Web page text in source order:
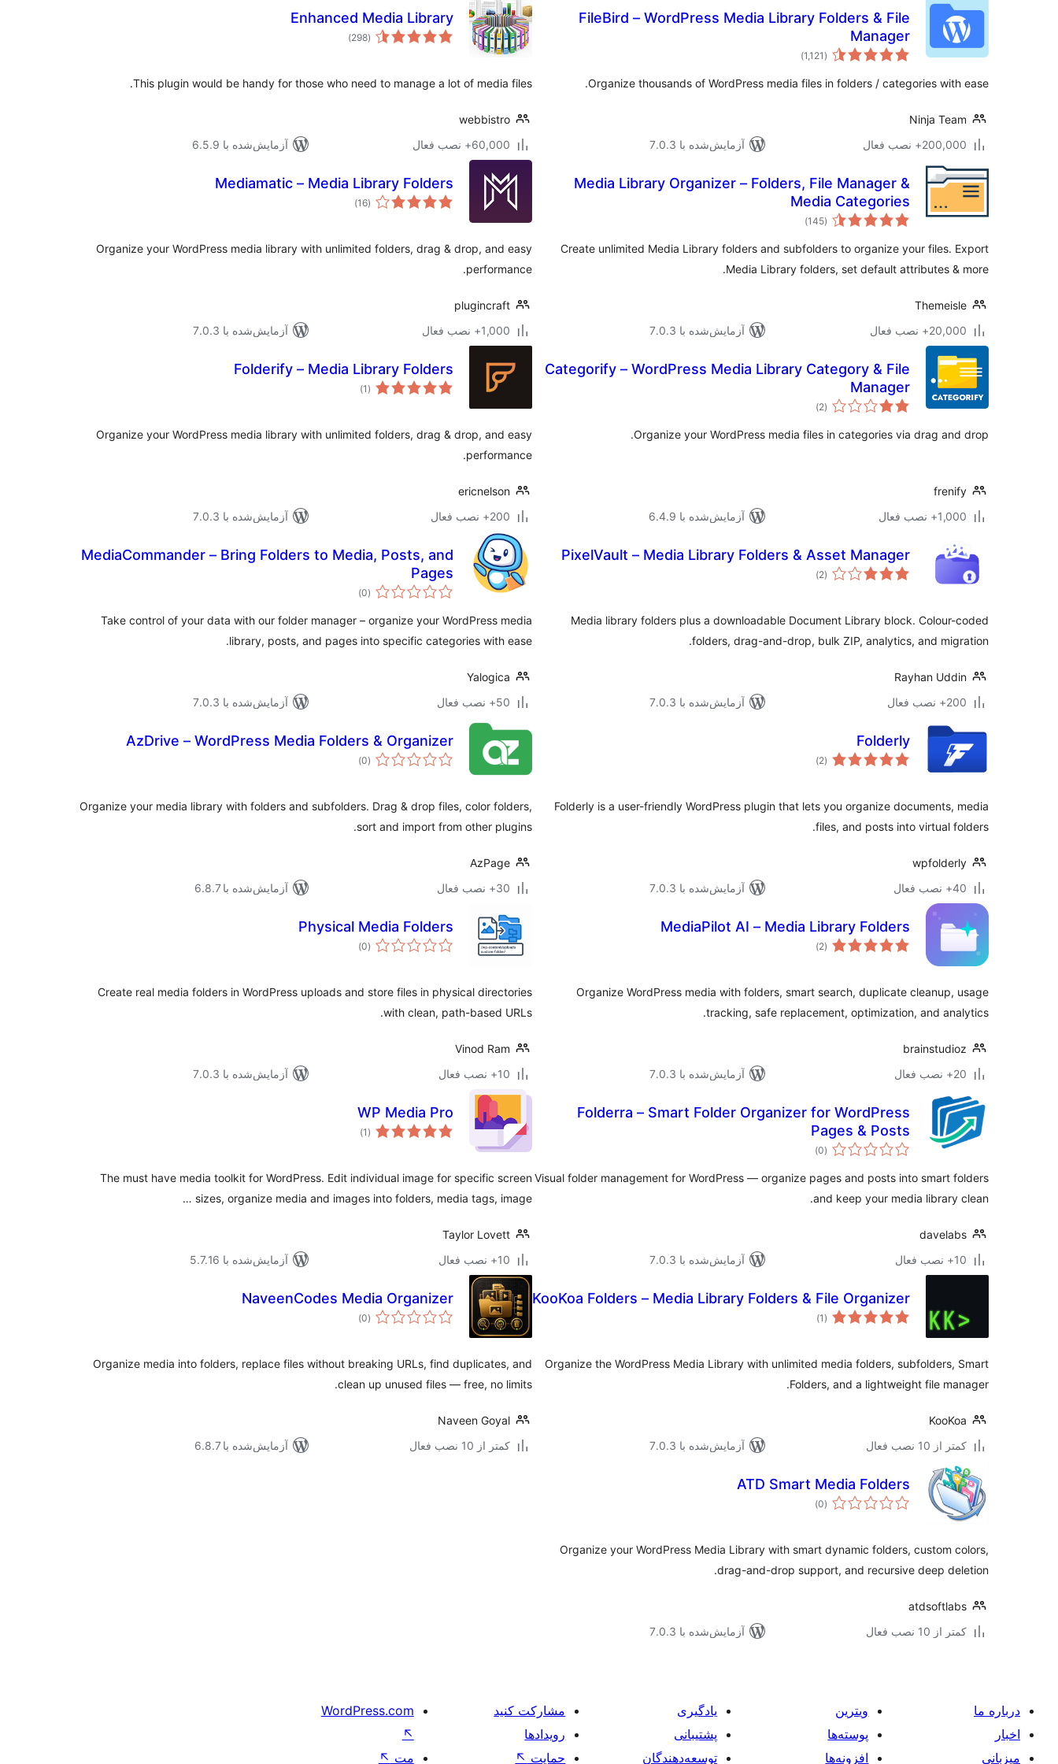
FileBird – WordPress Media Library Folders & File
Manager
(1,121
مجموع
امتیازها)
Organize thousands of WordPress media files in folders / categories with ease.
Ninja Team
200,000+ نصب فعال
آزمایش‌شده با 7.0.3
Enhanced Media Library
(298
مجموع
امتیازها)
This plugin would be handy for those who need to manage a lot of media files.
webbistro
60,000+ نصب فعال
آزمایش‌شده با 6.5.9
Media Library Organizer – Folders, File Manager &
Media Categories
(145
مجموع
امتیازها)
Create unlimited Media Library folders and subfolders to organize your files. Export
Media Library folders, set default attributes & more.
Themeisle
20,000+ نصب فعال
آزمایش‌شده با 7.0.3
Mediamatic – Media Library Folders
(16
مجموع
امتیازها)
Organize your WordPress media library with unlimited folders, drag & drop, and easy
performance.
plugincraft
1,000+ نصب فعال
آزمایش‌شده با 7.0.3
Categorify – WordPress Media Library Category & File
Manager
(2 مجموع
امتیازها)
Organize your WordPress media files in categories via drag and drop.
frenify
1,000+ نصب فعال
آزمایش‌شده با 6.4.9
Folderify – Media Library Folders
(1 مجموع
امتیازها)
Organize your WordPress media library with unlimited folders, drag & drop, and easy
performance.
ericnelson
200+ نصب فعال
آزمایش‌شده با 7.0.3
PixelVault – Media Library Folders & Asset Manager
(2 مجموع
امتیازها)
Media library folders plus a downloadable Document Library block. Colour-coded
folders, drag-and-drop, bulk ZIP, analytics, and migration.
Rayhan Uddin
200+ نصب فعال
آزمایش‌شده با 7.0.3
MediaCommander – Bring Folders to Media, Posts, and
Pages
(0 مجموع
امتیازها
)
Take control of your data with our folder manager – organize your WordPress media
library, posts, and pages into specific categories with ease.
Yalogica
50+ نصب فعال
آزمایش‌شده با 7.0.3
Folderly
(2 مجموع
امتیازها)
Folderly is a user-friendly WordPress plugin that lets you organize documents, media
files, and posts into virtual folders.
wpfolderly
40+ نصب فعال
آزمایش‌شده با 7.0.3
AzDrive – WordPress Media Folders & Organizer
(0 مجموع
امتیازها
)
Organize your media library with folders and subfolders. Drag & drop files, color folders,
sort and import from other plugins.
AzPage
30+ نصب فعال
آزمایش‌شده با 6.8.7
MediaPilot AI – Media Library Folders
(2 مجموع
امتیازها)
Organize WordPress media with folders, smart search, duplicate cleanup, usage
tracking, safe replacement, optimization, and analytics.
brainstudioz
20+ نصب فعال
آزمایش‌شده با 7.0.3
Physical Media Folders
(0 مجموع
امتیازها
)
Create real media folders in WordPress uploads and store files in physical directories
with clean, path-based URLs.
Vinod Ram
10+ نصب فعال
آزمایش‌شده با 7.0.3
Folderra – Smart Folder Organizer for WordPress
Pages & Posts
(0 مجموع
امتیازها
)
Visual folder management for WordPress — organize pages and posts into smart folders
and keep your media library clean.
davelabs
10+ نصب فعال
آزمایش‌شده با 7.0.3
WP Media Pro
(1 مجموع
امتیازها)
The must have media toolkit for WordPress. Edit individual image for specific screen
sizes, organize media and images into folders, media tags, image …
Taylor Lovett
10+ نصب فعال
آزمایش‌شده با 5.7.16
KooKoa Folders – Media Library Folders & File Organizer
(1 مجموع
امتیازها)
Organize the WordPress Media Library with unlimited media folders, subfolders, Smart
Folders, and a lightweight file manager.
KooKoa
کمتر از 10 نصب فعال
آزمایش‌شده با 7.0.3
NaveenCodes Media Organizer
(0 مجموع
امتیازها
)
Organize media into folders, replace files without breaking URLs, find duplicates, and
clean up unused files — free, no limits.
Naveen Goyal
کمتر از 10 نصب فعال
آزمایش‌شده با 6.8.7
ATD Smart Media Folders
(0 مجموع
امتیازها
)
Organize your WordPress Media Library with smart dynamic folders, custom colors,
drag-and-drop support, and recursive deep deletion.
atdsoftlabs
کمتر از 10 نصب فعال
آزمایش‌شده با 7.0.3
درباره ما
اخبار
میزبانی
ویترین
پوسته‌ها
افزونه‌ها
یادگیری
پشتیبانی
توسعه‌دهندگان
مشارکت کنید
رویدادها
حمایت ↖
WordPress.com
↖
مت ↖